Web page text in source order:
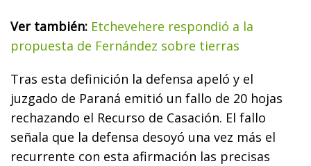
Ver también: Etchevehere respondió a la
propuesta de Fernández sobre tierras
Tras esta definición la defensa apeló y el
juzgado de Paraná emitió un fallo de 20 hojas
rechazando el Recurso de Casación. El fallo
señala que la defensa desoyó una vez más el
recurrente con esta afirmación las precisas